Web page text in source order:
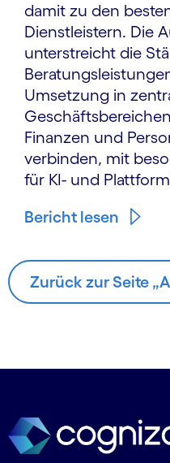
damit zu den
Dienstleistern. Die
unterstreicht die
Umsetzung in
Finanzen und
verbinden, mit
für KI- und
Bericht lesen
Zurück zur Seite